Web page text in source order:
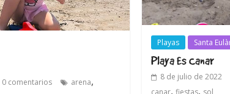
0 comentarios arena,
Playas Santa
Playa Es Canar
8 de julio de 2022
canar,fiestas, sol